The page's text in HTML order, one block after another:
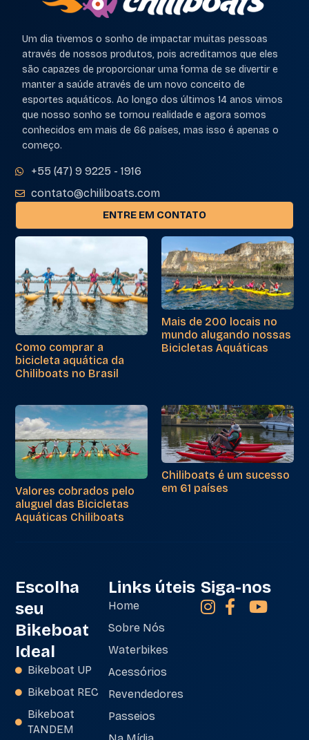
Um dia tivemos o sonho de impactar muitas pessoas
através de nossos produtos, pois acreditamos que eles
são capazes de proporcionar uma forma de se divertir e
manter a saúde através de um novo conceito de
esportes aquáticos. Ao longo dos últimos 14 anos vimos
que nosso sonho se tornou realidade e agora somos
conhecidos em mais de 66 países, mas isso é apenas o
começo.
+55 (47) 9 9225 - 1916
contato@chiliboats.com
ENTRE EM CONTATO
Como comprar a
bicicleta aquática da
Chiliboats no Brasil
Mais de 200 locais no
mundo alugando nossas
Bicicletas Aquáticas
Valores cobrados pelo
aluguel das Bicicletas
Aquáticas Chiliboats
Chiliboats é um sucesso
em 61 países
Escolha
seu
Bikeboat
Ideal
Bikeboat UP
Bikeboat REC
Bikeboat
TANDEM
Links úteis
Home
Sobre Nós
Waterbikes
Acessórios
Revendedores
Passeios
Siga-nos